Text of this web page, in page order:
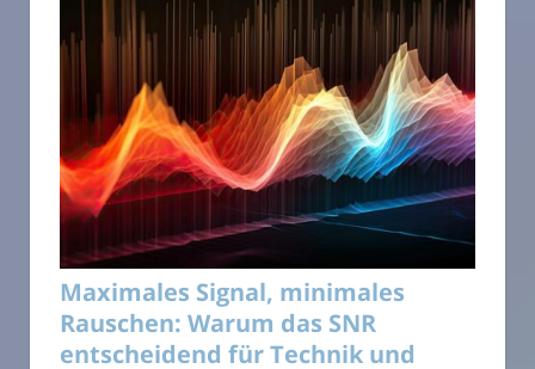
Maximales Signal, minimales
Rauschen: Warum das SNR
entscheidend für Technik und